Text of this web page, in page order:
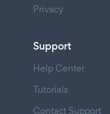
Privacy
Support
Help Center
Tutorials
Contact Support